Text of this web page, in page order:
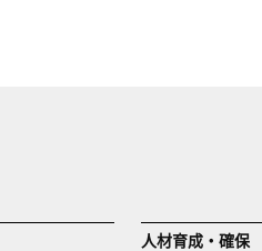
人材育成・確保